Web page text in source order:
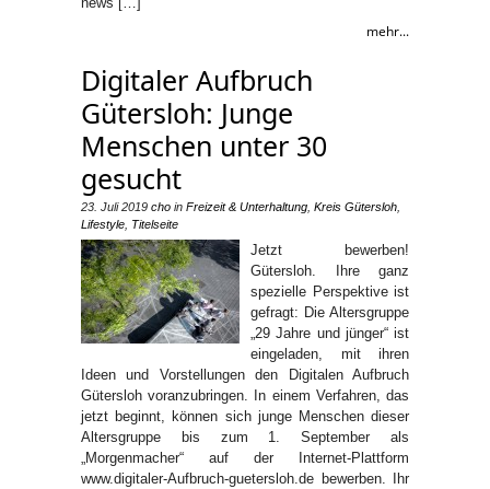
mehr...
Digitaler Aufbruch
Gütersloh: Junge
Menschen unter 30
gesucht
23. Juli 2019 cho in Freizeit & Unterhaltung Kreis Gütersloh
Lifestyle Titelseite
Jetzt bewerben!
Gütersloh. Ihre ganz
spezielle Perspektive ist
gefragt: Die Altersgruppe
„29 Jahre und jünger“ ist
eingeladen, mit ihren
Ideen und Vorstellungen den Digitalen Aufbruch
Gütersloh voranzubringen. In einem Verfahren, das
jetzt beginnt, können sich junge Menschen dieser
Altersgruppe bis zum 1. September als
„Morgenmacher“ auf der Internet-Plattform
www.digitaler-Aufbruch-guetersloh.de bewerben. Ihr